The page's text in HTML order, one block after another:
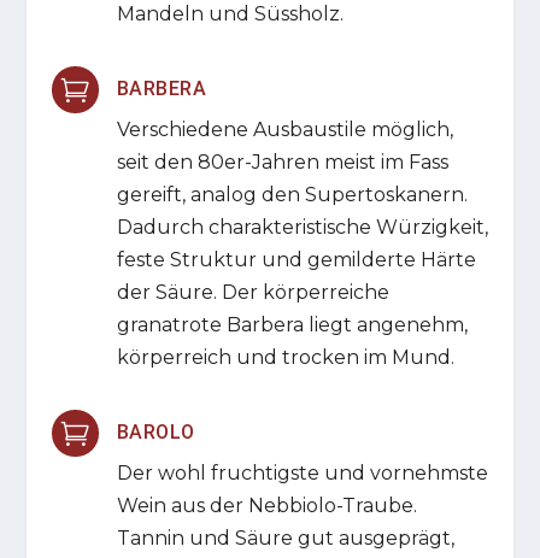
Mandeln und Süssholz.

BARBERA
Verschiedene Ausbaustile möglich,
seit den 80er-Jahren meist im Fass
gereift, analog den Supertoskanern.
Dadurch charakteristische Würzigkeit,
feste Struktur und gemilderte Härte
der Säure. Der körperreiche
granatrote Barbera liegt angenehm,
körperreich und trocken im Mund.

BAROLO
Der wohl fruchtigste und vornehmste
Wein aus der Nebbiolo-Traube.
Tannin und Säure gut ausgeprägt,